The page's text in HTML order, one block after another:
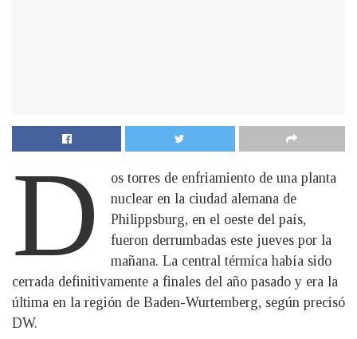
D
os torres de enfriamiento de una planta
nuclear en la ciudad alemana de
Philippsburg, en el oeste del país,
fueron derrumbadas este jueves por la
mañana. La central térmica había sido
cerrada definitivamente a finales del año pasado y era la
última en la región de Baden-Wurtemberg, según precisó
DW.